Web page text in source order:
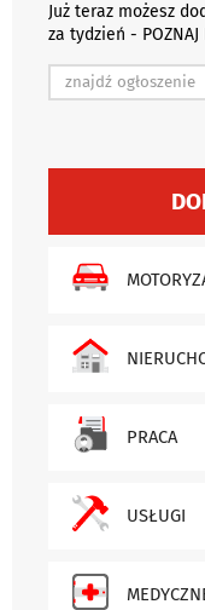
Już teraz możesz
za tydzień - POZNAJ
PRACA
USŁUGI